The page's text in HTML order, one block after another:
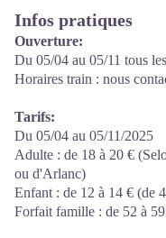
Infos pratiques
Ouverture:
Du 05/04 au 05/11 tous
Horaires train : nous
Tarifs:
Du 05/04 au 05/11/2025
Adulte : de 18 à 20 €
ou d'Arlanc)
Enfant : de 12 à 14 € (de
Forfait famille : de 52 à